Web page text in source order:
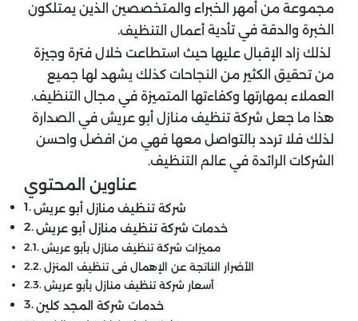
مجموعة من أمهر الخبراء والمتخصصين الذين يمتلكون
الخبرة والدقة في تأدية أعمال التنظيف.
لذلك زاد الإقبال عليها حيث استطاعت خلال فترة وجيزة
من تحقيق الكثير من النجاحات كذلك يشهد لها جميع
العملاء بمهارتها وكفاءتها المتميزة في مجال التنظيف.
هذا ما جعل شركة تنظيف منازل أبو عريش في الصدارة
لذلك فلا تردد بالتواصل معها فهي من افضل واحسن
الشركات الرائدة في عالم التنظيف.
عناوين المحتوي
شركة تنظيف منازل أبو عريش
خدمات شركة تنظيف منازل أبو عريش
مميزات شركة تنظيف منازل بأبو عريش
الأضرار الناتجة عن الإهمال فى تنظيف المنزل
أسعار شركة تنظيف منازل بأبو عريش
خدمات شركة المجد كلين